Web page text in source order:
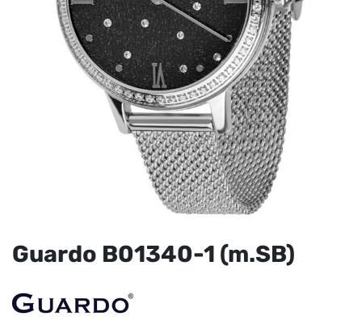
Guardo B01340-1 (m.SB)